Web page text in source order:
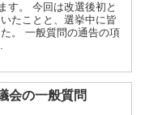
す。 今回は改選後初と
たことと、選挙中に皆
。 一般質問の通告の項
会の一般質問